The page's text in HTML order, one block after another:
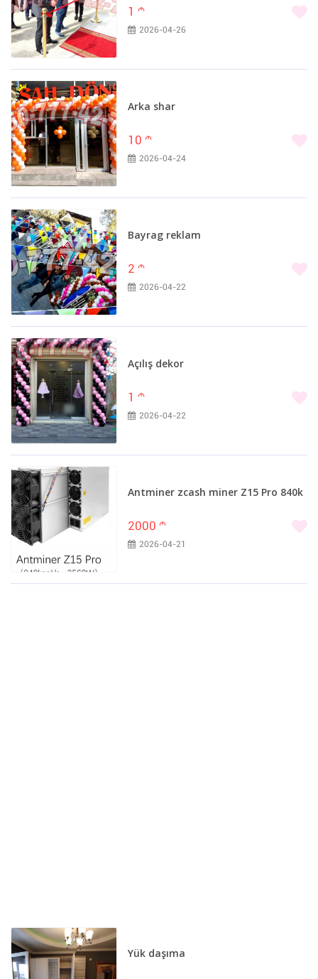
1 m
2026-04-26
Arka shar
10 m
2026-04-24
Bayrag reklam
2 m
2026-04-22
Açılış dekor
1 m
2026-04-22
Antminer zcash miner Z15 Pro 840k
2000 m
2026-04-21
Yük daşıma